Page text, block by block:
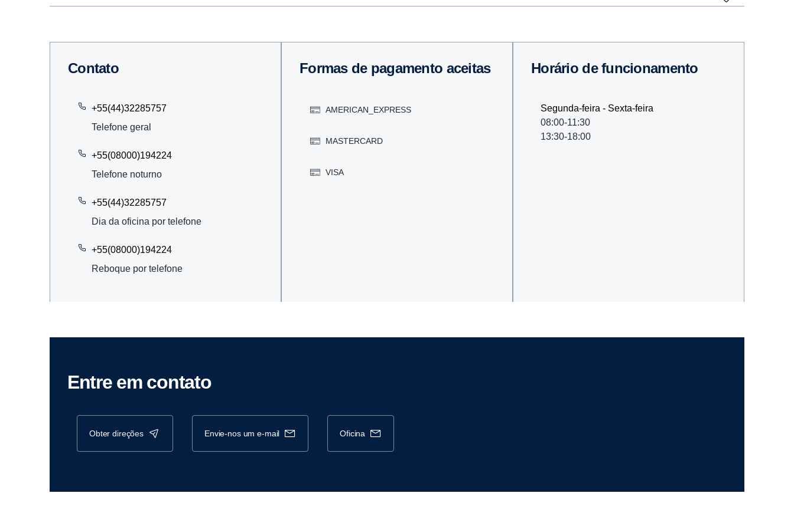
Contato
+55(44)32285757
Telefone geral
+55(08000)194224
Telefone noturno
+55(44)32285757
Dia da oficina por telefone
+55(08000)194224
Reboque por telefone
Formas de pagamento aceitas
AMERICAN_EXPRESS
MASTERCARD
VISA
Horário de funcionamento
Segunda-feira - Sexta-feira
08:00-11:30
13:30-18:00
Entre em contato
obter direções envie-nos um e-mail oficina